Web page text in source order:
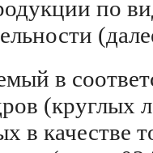
по
в
(круглых
в качестве